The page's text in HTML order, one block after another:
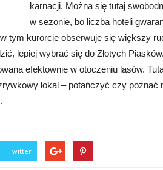
karnacji. Można się tutaj
w sezonie, bo liczba hoteli
tym kurorcie obserwuje się większy
lepiej wybrać się do Złotych
efektownie w otoczeniu lasów.
lokal – potańczyć czy poznać
Twitter